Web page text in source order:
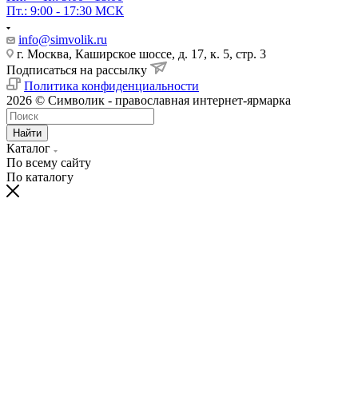
Пт.: 9:00 - 17:30 МСК
info@simvolik.ru
г. Москва, Каширское шоссе, д. 17, к. 5, стр. 3
Подписаться на рассылку
Политика конфиденциальности
2026 © Символик - православная интернет-ярмарка
Найти
Каталог
По всему сайту
По каталогу